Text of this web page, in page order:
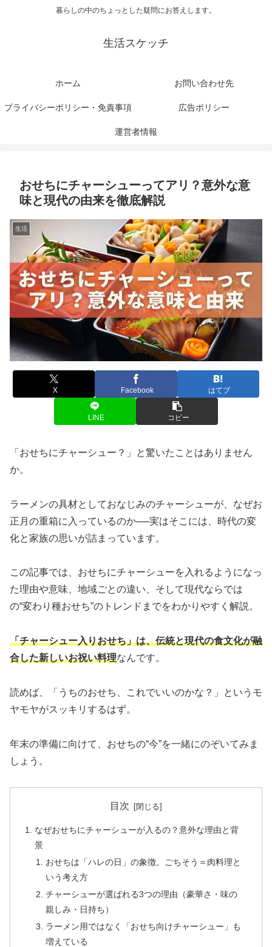
暮らしの中のちょっとした疑問にお答えします。
生活スケッチ
ホーム お問い合わせ先
プライバシーポリシー・免責事項 広告ポリシー
運営者情報
おせちにチャーシューってアリ？意外な意
味と現代の由来を徹底解説
生活
X Facebook はてブ
LINE コピー
「おせちにチャーシュー？」と驚いたことはありません
か。
ラーメンの具材としておなじみのチャーシューが、なぜお
正月の重箱に入っているのか──実はそこには、時代の変
化と家族の思いが詰まっています。
この記事では、おせちにチャーシューを入れるようになっ
た理由や意味、地域ごとの違い、そして現代ならでは
の“変わり種おせち”のトレンドまでをわかりやすく解説。
「チャーシュー入りおせち」は、伝統と現代の食文化が融
合した新しいお祝い料理なんです。
読めば、「うちのおせち、これでいいのかな？」というモ
ヤモヤがスッキリするはず。
年末の準備に向けて、おせちの“今”を一緒にのぞいてみま
しょう。
目次
なぜおせちにチャーシューが入るの？意外な理由と背
景
おせちは「ハレの日」の象徴。ごちそう＝肉料理と
いう考え方
チャーシューが選ばれる3つの理由（豪華さ・味の
親しみ・日持ち）
ラーメン用ではなく「おせち向けチャーシュー」も
増えている